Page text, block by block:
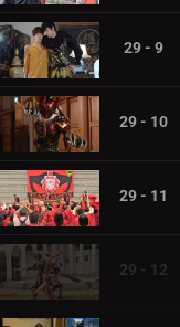
29 - 9
29 - 10
29 - 11
29 - 12